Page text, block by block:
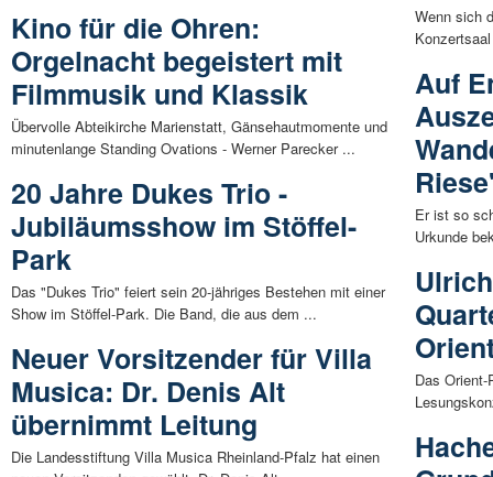
Kino für die Ohren:
Orgelnacht begeistert mit
Filmmusik und Klassik
Übervolle Abteikirche Marienstatt, Gänsehautmomente und
minutenlange Standing Ovations - Werner Parecker ...
20 Jahre Dukes Trio -
Jubiläumsshow im Stöffel-
Park
Das "Dukes Trio" feiert sein 20-jähriges Bestehen mit einer
Show im Stöffel-Park. Die Band, die aus dem ...
Neuer Vorsitzender für Villa
Musica: Dr. Denis Alt
übernimmt Leitung
Die Landesstiftung Villa Musica Rheinland-Pfalz hat einen
Wenn sich
Auf
Er ist so
Urkunde
Das